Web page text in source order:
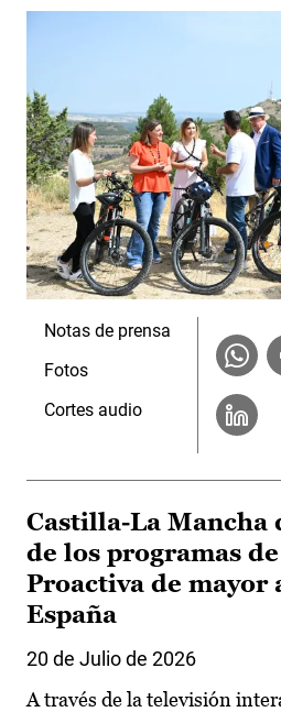
Notas de prensa
Fotos
Cortes audio
Castilla-La Mancha
de los programas
Proactiva de mayor
España
20 de Julio de 2026
A través de la televisión